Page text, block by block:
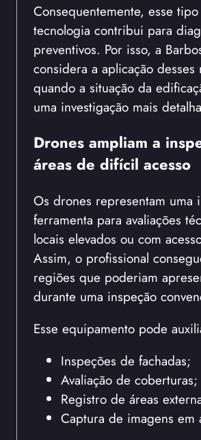
Consequentemente, esse
tecnologia contribui para
preventivos. Por isso, a
considera a aplicação desses
quando a situação da
uma investigação mais
Drones ampliam a
áreas de difícil acesso
Os drones representam uma
ferramenta para avaliações
locais elevados ou com
Assim, o profissional
regiões que poderiam
durante uma inspeção
Esse equipamento pode
Inspeções de fachadas;
Avaliação de coberturas;
Registro de áreas
Captura de imagens em